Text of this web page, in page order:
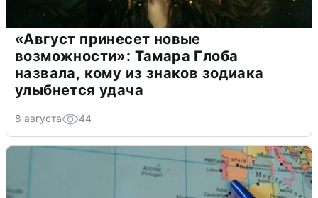
«Август принесет новые
возможности»: Тамара Глоба
назвала, кому из знаков зодиака
улыбнется удача
8 августа 44